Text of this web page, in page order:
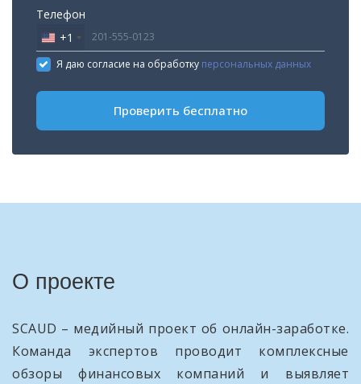
Телефон
United
States
+1
+1
Я даю согласие на обработку персональных данных
Проверить бесплатно
О проекте
SCAUD – медийный проект об онлайн-заработке.
Команда экспертов проводит комплексные
обзоры финансовых компаний и выявляет